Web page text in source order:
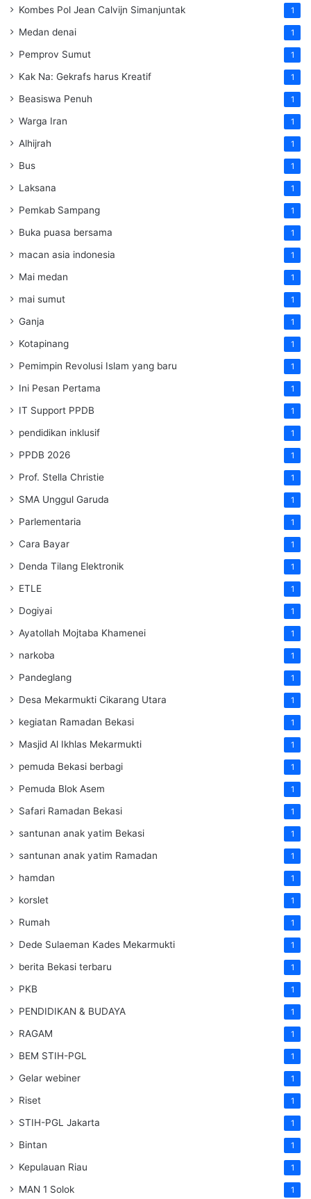
Kombes Pol Jean Calvijn Simanjuntak 1
Medan denai 1
Pemprov Sumut 1
Kak Na: Gekrafs harus Kreatif 1
Beasiswa Penuh 1
Warga Iran 1
Alhijrah 1
Bus 1
Laksana 1
Pemkab Sampang 1
Buka puasa bersama 1
macan asia indonesia 1
Mai medan 1
mai sumut 1
Ganja 1
Kotapinang 1
Pemimpin Revolusi Islam yang baru 1
Ini Pesan Pertama 1
IT Support PPDB 1
pendidikan inklusif 1
PPDB 2026 1
Prof. Stella Christie 1
SMA Unggul Garuda 1
Parlementaria 1
Cara Bayar 1
Denda Tilang Elektronik 1
ETLE 1
Dogiyai 1
Ayatollah Mojtaba Khamenei 1
narkoba 1
Pandeglang 1
Desa Mekarmukti Cikarang Utara 1
kegiatan Ramadan Bekasi 1
Masjid Al Ikhlas Mekarmukti 1
pemuda Bekasi berbagi 1
Pemuda Blok Asem 1
Safari Ramadan Bekasi 1
santunan anak yatim Bekasi 1
santunan anak yatim Ramadan 1
hamdan 1
korslet 1
Rumah 1
Dede Sulaeman Kades Mekarmukti 1
berita Bekasi terbaru 1
PKB 1
PENDIDIKAN & BUDAYA 1
RAGAM 1
BEM STIH-PGL 1
Gelar webiner 1
Riset 1
STIH-PGL Jakarta 1
Bintan 1
Kepulauan Riau 1
MAN 1 Solok 1